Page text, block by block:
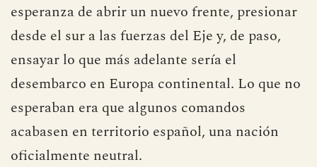
esperanza de abrir un nuevo frente, presionar
desde el sur a las fuerzas del Eje y, de paso,
ensayar lo que más adelante sería el
desembarco en Europa continental. Lo que no
esperaban era que algunos comandos
acabasen en territorio español, una nación
oficialmente neutral.